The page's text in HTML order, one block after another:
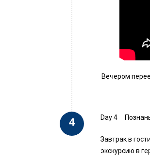
Вечером
Day 4
Завтрак в
экскурсию в